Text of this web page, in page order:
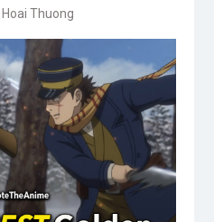
Hoai Thuong